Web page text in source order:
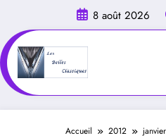
contenu
8 août 2026
Accueil 2012 janvier